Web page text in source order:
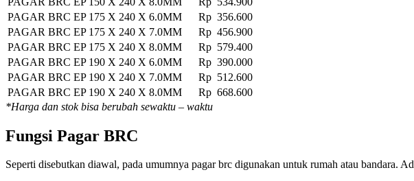
PAGAR BRC EP 175 X 240 X 6.0MM
Rp 356.600
PAGAR BRC EP 175 X 240 X 7.0MM
Rp 456.900
PAGAR BRC EP 175 X 240 X 8.0MM
Rp 579.400
PAGAR BRC EP 190 X 240 X 6.0MM
Rp 390.000
PAGAR BRC EP 190 X 240 X 7.0MM
Rp 512.600
PAGAR BRC EP 190 X 240 X 8.0MM
Rp 668.600
*Harga dan stok bisa berubah sewaktu – waktu
Fungsi Pagar BRC
Seperti disebutkan diawal, pada umumnya pagar brc digunakan untuk rumah atau bandara.